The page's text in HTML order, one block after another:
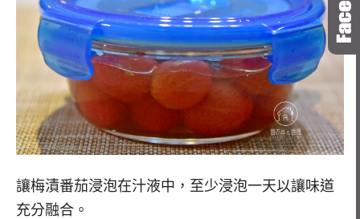
讓梅漬番茄浸泡在汁液中，至少浸泡一天以讓味道
充分融合。